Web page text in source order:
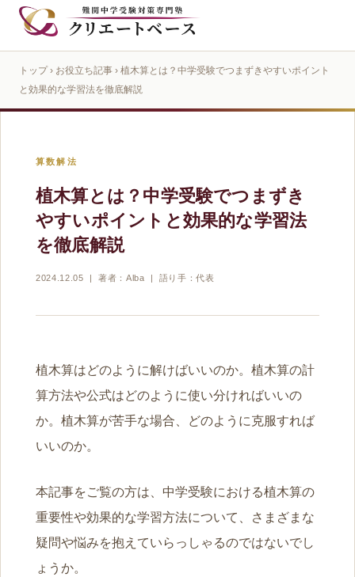
トップ› お役立ち記事 › 植木算とは？中学受験でつまずきやすいポイント
と効果的な学習法を徹底解説
算数解法
植木算とは？中学受験でつまずき
やすいポイントと効果的な学習法
を徹底解説
2024.12.05 | 著者：Alba | 語り手：代表
植木算はどのように解けばいいのか。植木算の計
算方法や公式はどのように使い分ければいいの
か。植木算が苦手な場合、どのように克服すれば
いいのか。
本記事をご覧の方は、中学受験における植木算の
重要性や効果的な学習方法について、さまざまな
疑問や悩みを抱えていらっしゃるのではないでし
ょうか。